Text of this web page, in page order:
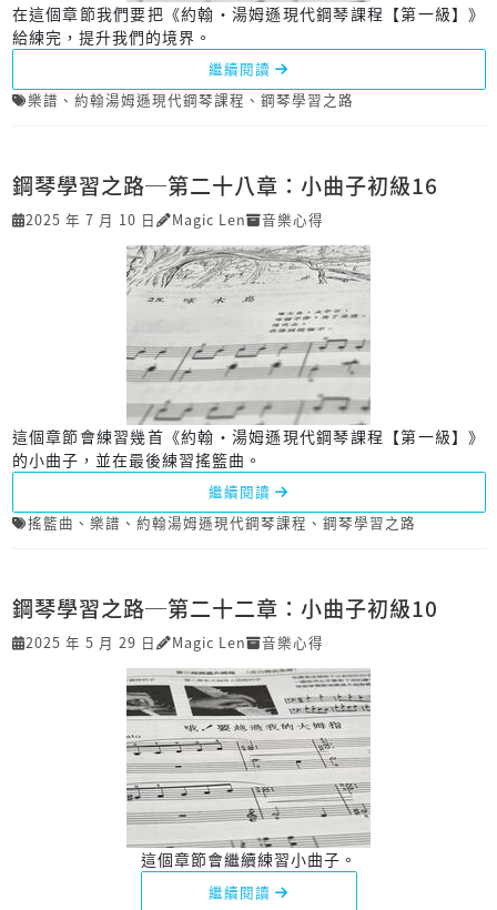
在這個章節我們要把《約翰‧湯姆遜現代鋼琴課程【第一級】》
給練完，提升我們的境界。
繼續閱讀
樂譜 、 約翰湯姆遜現代鋼琴課程 、 鋼琴學習之路
鋼琴學習之路─第二十八章：小曲子初級16
2025 年 7 月 10 日 Magic Len 音樂心得
這個章節會練習幾首《約翰‧湯姆遜現代鋼琴課程【第一級】》
的小曲子，並在最後練習搖籃曲。
繼續閱讀
搖籃曲 、 樂譜 、 約翰湯姆遜現代鋼琴課程 、 鋼琴學習之路
鋼琴學習之路─第二十二章：小曲子初級10
2025 年 5 月 29 日 Magic Len 音樂心得
這個章節會繼續練習小曲子。
繼續閱讀